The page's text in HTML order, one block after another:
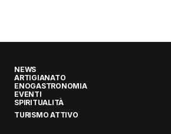
NEWS
ARTIGIANATO
ENOGASTRONOMIA
EVENTI
SPIRITUALITÀ
TURISMO ATTIVO